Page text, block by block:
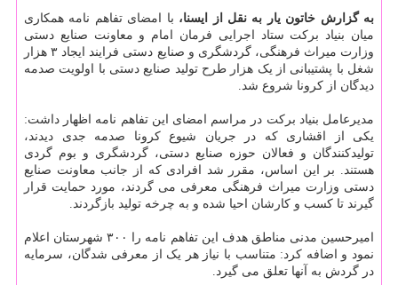
به گزارش خاتون یار به نقل از ایسنا، با امضای تفاهم نامه همکاری
میان بنیاد برکت ستاد اجرایی فرمان امام و معاونت صنایع دستی
وزارت میراث فرهنگی، گردشگری و صنایع دستی فرایند ایجاد ۳ هزار
شغل با پشتیبانی از یک هزار طرح تولید صنایع دستی با اولویت صدمه
دیدگان از کرونا شروع شد.
مدیرعامل بنیاد برکت در مراسم امضای این تفاهم نامه اظهار داشت:
یکی از اقشاری که در جریان شیوع کرونا صدمه جدی دیدند،
تولیدکنندگان و فعالان حوزه صنایع دستی، گردشگری و بوم گردی
هستند. بر این اساس، مقرر شد افرادی که از جانب معاونت صنایع
دستی وزارت میراث فرهنگی معرفی می گردند، مورد حمایت قرار
گیرند تا کسب و کارشان احیا شده و به چرخه تولید بازگردند.
امیرحسین مدنی مناطق هدف این تفاهم نامه را ۳۰۰ شهرستان اعلام
نمود و اضافه کرد: متناسب با نیاز هر یک از معرفی شدگان، سرمایه
در گردش به آنها تعلق می گیرد.